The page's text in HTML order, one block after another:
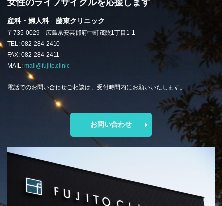
女性のライフサイクルを応援します
産科・婦人科 藤東クリニック
〒735-0029 広島県安芸郡府中町茂陰1丁目1-1
TEL: 082-284-2410
FAX: 082-284-2411
MAIL: mail@fujito.clinic
電話でのお問い合わせご相談は、受付時間内にお願いいたします。
お問い合わせ